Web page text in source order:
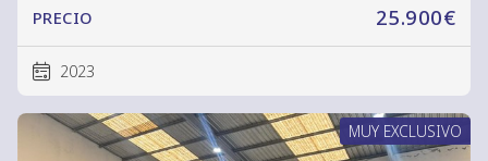
25.900€
PRECIO
2023
MUY EXCLUSIVO